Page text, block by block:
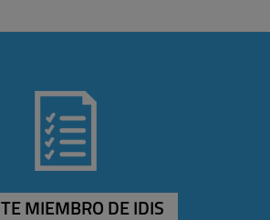
MIEMBRO DE IDIS